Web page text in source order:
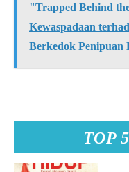
TOP
"Trapped Behind
Kewaspadaan
Berkedok Penipuan